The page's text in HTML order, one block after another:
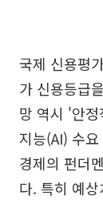
국제 신용평
가 신용등급
망 역시 '안
지능(AI) 수
경제의 펀더
다. 특히 예